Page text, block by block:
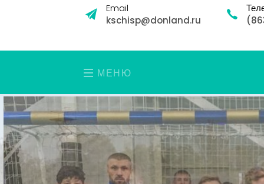
Email
kschisp@donland.ru
МЕНЮ